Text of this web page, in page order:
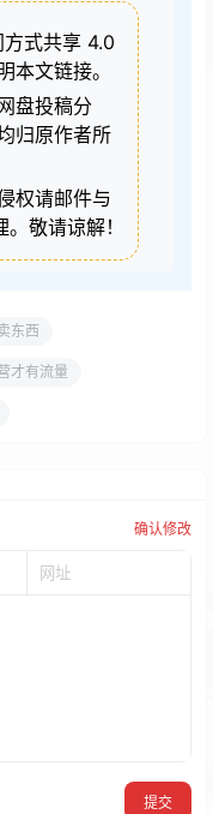
式共享 4.0
本文链接。
盘投稿分
归原作者所
权请邮件与
敬请谅解！
东西
才有流量
确认修改
提交